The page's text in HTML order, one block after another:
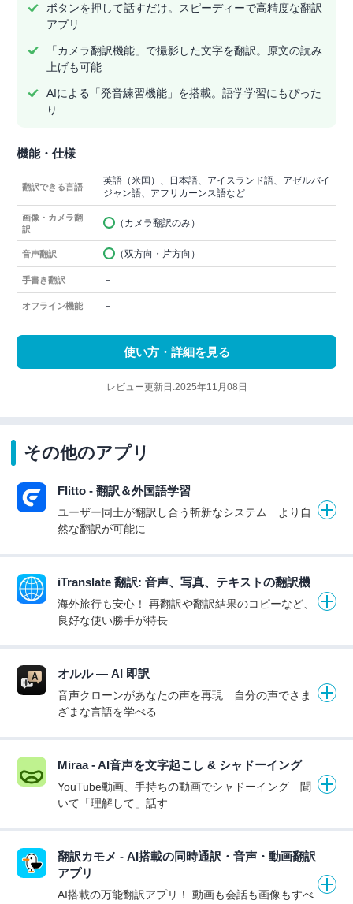
ボタンを押して話すだけ。スピーディーで高精度な翻訳
アプリ
「カメラ翻訳機能」で撮影した文字を翻訳。原文の読み
上げも可能
AIによる「発音練習機能」を搭載。語学学習にもぴった
り
機能・仕様
翻訳できる言語
英語（米国）、日本語、アイスランド語、アゼルバイ
ジャン語、アフリカーンス語など
画像・カメラ翻
訳
（カメラ翻訳のみ）
音声翻訳 （双方向・片方向）
手書き翻訳 －
オフライン機能 －
使い方・詳細を見る
レビュー更新日:2025年11月08日
その他のアプリ
Flitto - 翻訳＆外国語学習
ユーザー同士が翻訳し合う斬新なシステム より自
然な翻訳が可能に
iTranslate 翻訳: 音声、写真、テキストの翻訳機
海外旅行も安心！ 再翻訳や翻訳結果のコピーなど、
良好な使い勝手が特長
オルル — AI 即訳
音声クローンがあなたの声を再現 自分の声でさま
ざまな言語を学べる
Miraa - AI音声を文字起こし & シャドーイング
YouTube動画、手持ちの動画でシャドーイング 聞
いて「理解して」話す
翻訳カモメ - AI搭載の同時通訳・音声・動画翻訳
アプリ
AI搭載の万能翻訳アプリ！ 動画も会話も画像もすべ